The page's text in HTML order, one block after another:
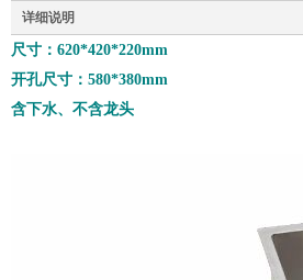
详细说明
尺寸：620*420*220mm
开孔尺寸：580*380mm
含下水、不含龙头